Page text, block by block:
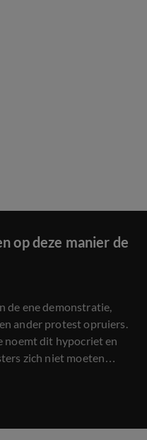
op deze manier de
de ene demonstratie,
ander protest opruiers.
noemt dit hypocriet en
zich niet moeten
politici.